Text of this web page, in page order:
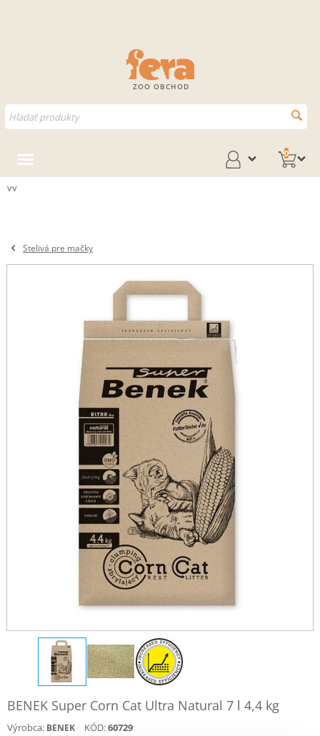
ZOO OBCHOD
0
vv
Stelivá pre mačky
BENEK Super Corn Cat Ultra Natural 7 l 4,4 kg
Výrobca: BENEK KÓD:60729